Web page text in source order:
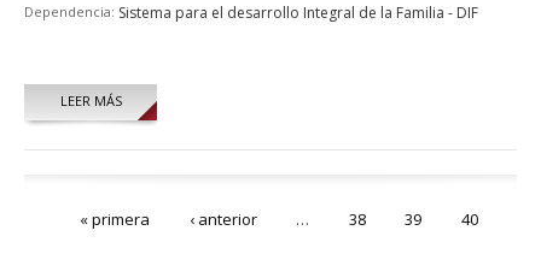
Dependencia: Sistema para el desarrollo Integral de la Familia - DIF
LEER MÁS
« primera ‹ anterior … 38 39 40